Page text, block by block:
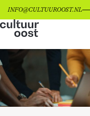
INFO@CULTUUROOST.NL